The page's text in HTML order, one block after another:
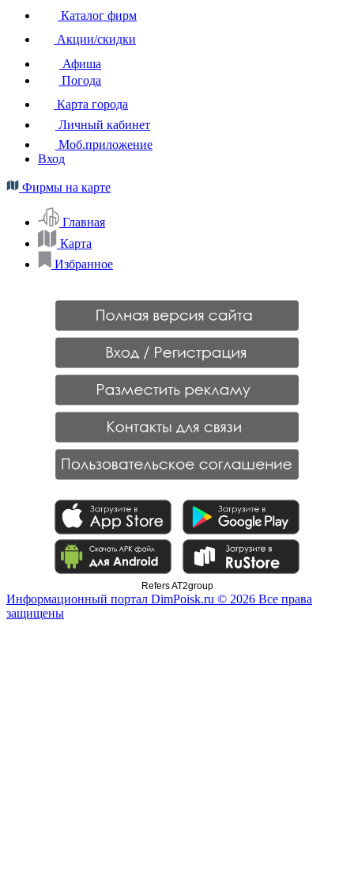
Каталог фирм
Акции/скидки
Афиша
Погода
Карта города
Личный кабинет
Моб.приложение
Вход
Фирмы на карте
Главная
Карта
Избранное
Refers AT2group
Информационный портал DimPoisk.ru © 2026 Все права
защищены